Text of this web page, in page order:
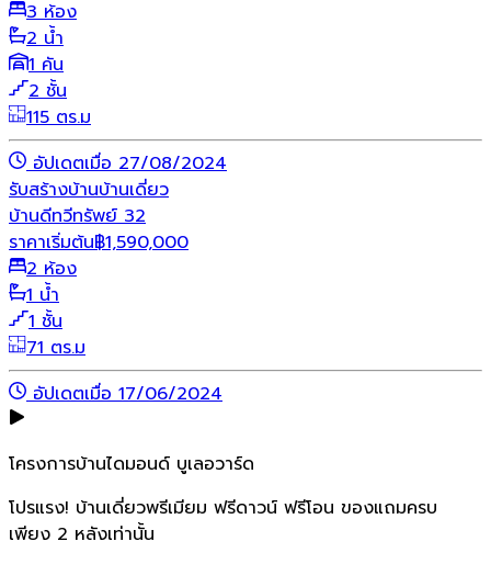
3 ห้อง
2 น้ำ
1 คัน
2 ชั้น
115 ตร.ม
อัปเดตเมื่อ 27/08/2024
รับสร้างบ้านบ้านเดี่ยว
บ้านดีทวีทรัพย์ 32
ราคาเริ่มต้น฿1,590,000
2 ห้อง
1 น้ำ
1 ชั้น
71 ตร.ม
อัปเดตเมื่อ 17/06/2024
โครงการบ้านไดมอนด์ บูเลอวาร์ด
โปรแรง! บ้านเดี่ยวพรีเมียม ฟรีดาวน์ ฟรีโอน ของแถมครบ
เพียง 2 หลังเท่านั้น